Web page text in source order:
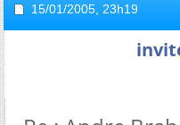
15/01/2005, 23h19